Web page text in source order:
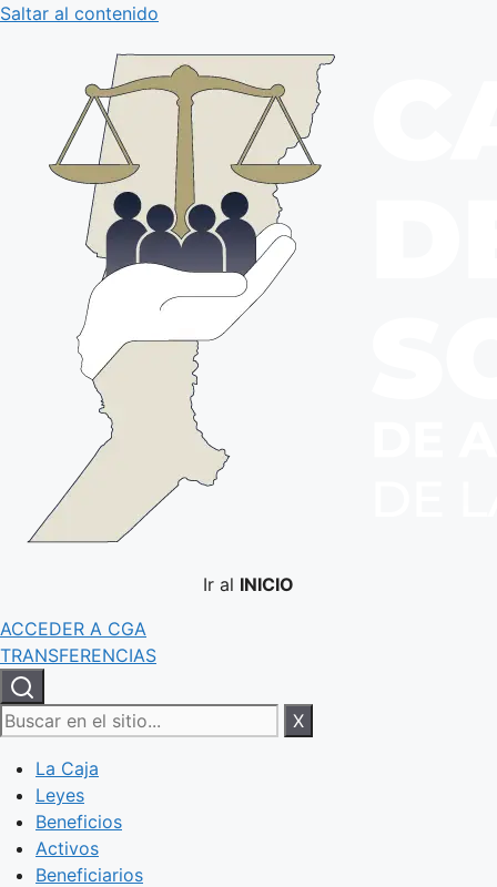
Saltar al contenido
Ir al INICIO
ACCEDER A CGA
TRANSFERENCIAS
X
La Caja
Leyes
Beneficios
Activos
Beneficiarios